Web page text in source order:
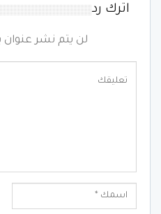
اترك رد
لن يتم نشر عنوان